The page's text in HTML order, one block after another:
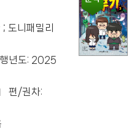
도니패밀리
년도: 2025
편/권차: